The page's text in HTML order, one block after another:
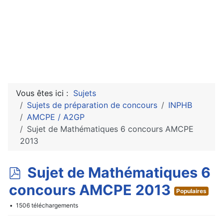
Vous êtes ici : Sujets
Sujets de préparation de concours
INPHB
AMCPE / A2GP
Sujet de Mathématiques 6 concours AMCPE
2013
p
d
f
Sujet de Mathématiques 6
concours AMCPE 2013
Populaires
1506 téléchargements